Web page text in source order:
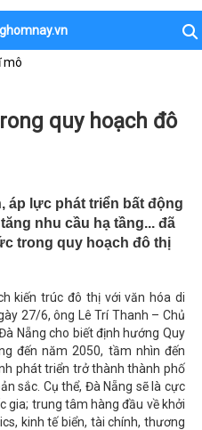
mô
quy hoạch đô
áp lực phát triển bất động
nhu cầu hạ tầng... đã
trong quy hoạch đô thị
kiến trúc đô thị với văn hóa di
27/6, ông Lê Trí Thanh – Chủ
Nẵng cho biết định hướng Quy
đến năm 2050, tầm nhìn đến
phát triển trở thành thành phố
sắc. Cụ thể, Đà Nẵng sẽ là cực
gia; trung tâm hàng đầu về khởi
kinh tế biển, tài chính, thương